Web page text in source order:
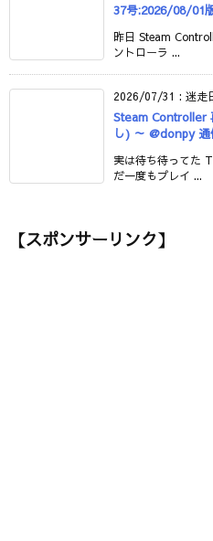
37号:2026/08/01
昨日 Steam
ントローラ ...
2026/07/31 : 迷走
Steam Controller
し) ～ @donpy
実は待ち待ってた
だ一度もプレイ ...
【スポンサーリンク】